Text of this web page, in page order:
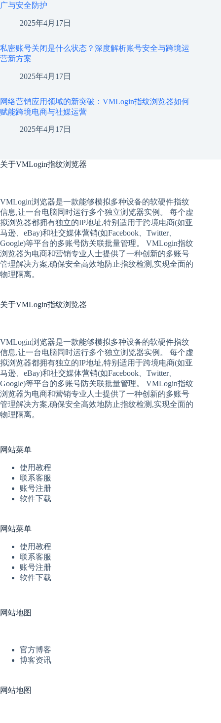
广与安全防护
2025年4月17日
私密账号关闭是什么状态？深度解析账号安全与跨境运
营新方案
2025年4月17日
网络营销应用领域的新突破：VMLogin指纹浏览器如何
赋能跨境电商与社媒运营
2025年4月17日
关于VMLogin指纹浏览器
VMLogin浏览器是一款能够模拟多种设备的软硬件指纹
信息,让一台电脑同时运行多个独立浏览器实例。 每个虚
拟浏览器都拥有独立的IP地址,特别适用于跨境电商(如亚
马逊、eBay)和社交媒体营销(如Facebook、Twitter、
Google)等平台的多账号防关联批量管理。 VMLogin指纹
浏览器为电商和营销专业人士提供了一种创新的多账号
管理解决方案,确保安全高效地防止指纹检测,实现全面的
物理隔离。
关于VMLogin指纹浏览器
VMLogin浏览器是一款能够模拟多种设备的软硬件指纹
信息,让一台电脑同时运行多个独立浏览器实例。 每个虚
拟浏览器都拥有独立的IP地址,特别适用于跨境电商(如亚
马逊、eBay)和社交媒体营销(如Facebook、Twitter、
Google)等平台的多账号防关联批量管理。 VMLogin指纹
浏览器为电商和营销专业人士提供了一种创新的多账号
管理解决方案,确保安全高效地防止指纹检测,实现全面的
物理隔离。
网站菜单
使用教程
联系客服
账号注册
软件下载
网站菜单
使用教程
联系客服
账号注册
软件下载
网站地图
官方博客
博客资讯
网站地图